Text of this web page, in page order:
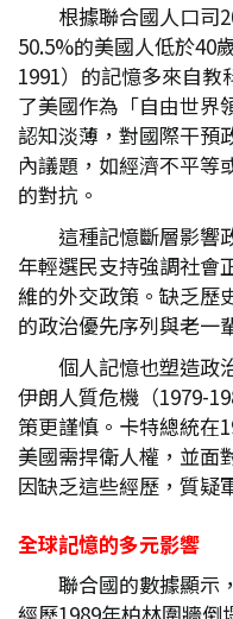
根據聯合國人口司
50.5%的美國人低於40
1991）的記憶多來自
了美國作為「自由世界
認知淡薄，對國際干預
內議題，如經濟不平等
的對抗。
這種記憶斷層影響
年輕選民支持強調社會
維的外交政策。缺乏歷
的政治優先序列與老一
個人記憶也塑造政
伊朗人質危機（1979-
策更謹慎。卡特總統在
美國需捍衛人權，並面
因缺乏這些經歷，質疑
全球記憶的多元影響
聯合國的數據顯示